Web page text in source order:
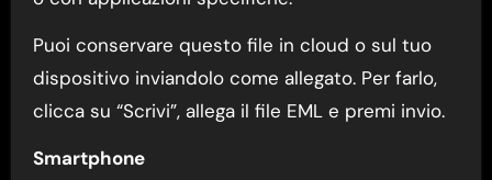
Puoi conservare questo file in cloud o sul tuo
dispositivo inviandolo come allegato. Per farlo,
clicca su “Scrivi”, allega il file EML e premi invio.
Smartphone